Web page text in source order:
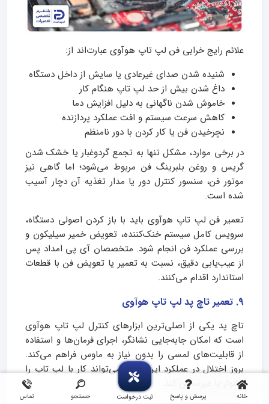
خانه پرسش و پاسخ ثبت درخواست جستجو تماس
علائم رایج خرابی فن لپ تاپ هوآوی عبارت‌اند از:
شنیده شدن صدای غیرعادی یا سایش از داخل دستگاه
داغ شدن بیش از حد لپ تاپ هنگام کار
خاموش شدن ناگهانی به دلیل افزایش دما
کاهش سرعت سیستم و افت عملکرد پردازنده
نچرخیدن فن یا کار کردن با دور نامنظم
در برخی موارد، مشکل تنها به تجمع گردوغبار یا خشک شدن
گریس و روغن بلبرینگ فن مربوط می‌شود؛ اما گاهی نیز
موتور فن، سنسور کنترل دور یا مدار تغذیه آن دچار آسیب
شده است.
تعمیر فن لپ تاپ هوآوی باید با باز کردن اصولی دستگاه،
سرویس کامل سیستم خنک‌کننده، تعویض خمیر سیلیکون و
بررسی عملکرد فن انجام شود. متخصصان آی پی امداد پس
از عیب‌یابی دقیق، نسبت به تعمیر یا تعویض فن با قطعات
استاندارد اقدام می‌کنند.
9. تعمیر تاچ پد لپ تاپ هوآوی
تاچ پد یکی از اصلی‌ترین ابزارهای کنترل لپ تاپ هوآوی
است که امکان جابه‌جایی نشانگر، اجرای فرمان‌ها و استفاده
از قابلیت‌های لمسی را بدون نیاز به ماوس فراهم می‌کند.
بروز اختلال در عملکرد این قطعه می‌تواند کار با لپ تاپ را
دشوار یا غیرممکن کند.